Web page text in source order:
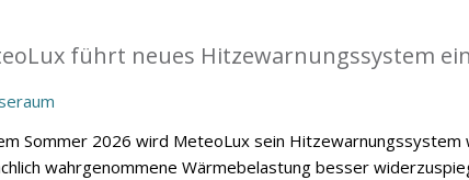
führt neues Hitzewarnungssystem ein
Sommer 2026 wird MeteoLux sein Hitzewarnungssystem
wahrgenommene Wärmebelastung besser